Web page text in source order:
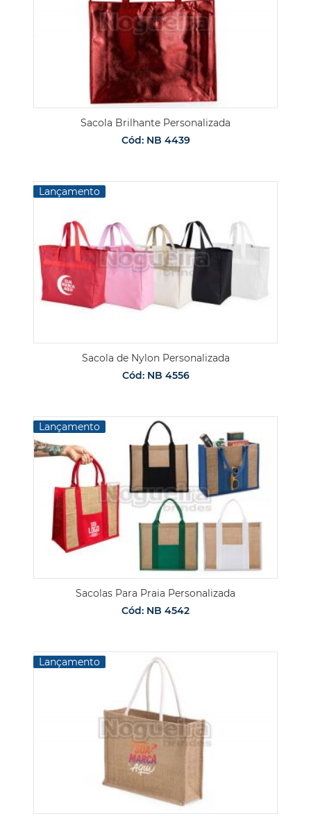
Sacola Brilhante Personalizada
Cód: NB 4439
Lançamento
Sacola de Nylon Personalizada
Cód: NB 4556
Lançamento
Sacolas Para Praia Personalizada
Cód: NB 4542
Lançamento